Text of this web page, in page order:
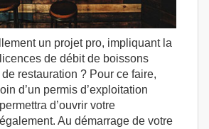
un projet pro, impliquant la
de débit de boissons
restauration ? Pour ce faire,
d’un permis d’exploitation
d’ouvrir votre
Au démarrage de votre